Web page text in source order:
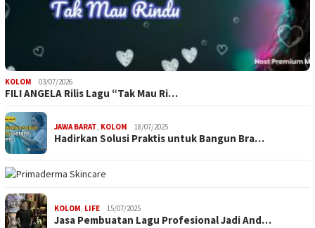
KOLOM 03/07/2026
FILI ANGELA Rilis Lagu “Tak Mau Ri…
JAWA BARAT, KOLOM 18/07/2025
Hadirkan Solusi Praktis untuk Bangun Bra…
KOLOM, LIFE 15/07/2025
Jasa Pembuatan Lagu Profesional Jadi And…